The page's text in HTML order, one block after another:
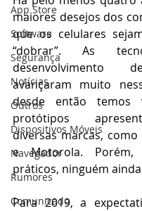
App Store
Software
Segurança
Notícias
Outros
Dispositivos Móveis
Navegador
Rumores
Comunicado
maiores desejos dos
que os celulares
“dobrar”. As
desenvolvimento
avançaram muito
desde então temos
protótipos
diversas marcas, como
e Motorola.
práticos, ninguém
Para 2019, a